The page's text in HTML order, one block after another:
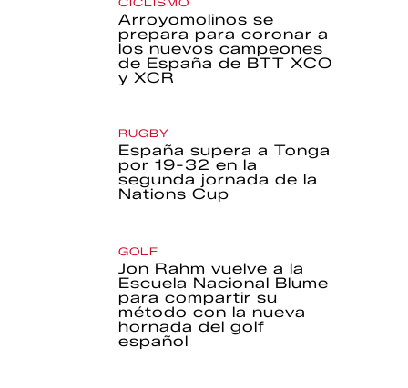
Arroyomolinos se
prepara para coronar a
los nuevos campeones
de España de BTT XCO
y XCR
RUGBY
España supera a Tonga
por 19-32 en la
segunda jornada de la
Nations Cup
GOLF
Jon Rahm vuelve a la
Escuela Nacional Blume
para compartir su
método con la nueva
hornada del golf
español